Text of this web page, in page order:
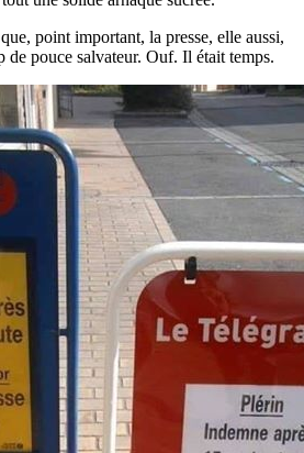
point important, la presse, elle aussi,
de pouce salvateur. Ouf. Il était temps.